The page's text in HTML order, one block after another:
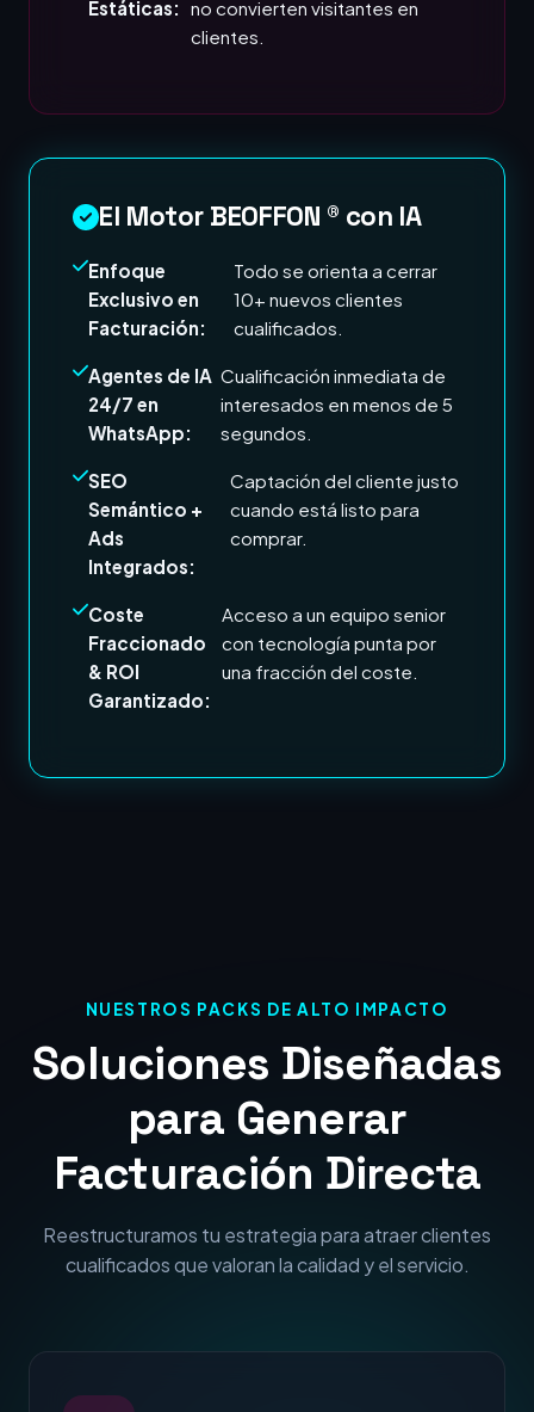
Estáticas: no convierten visitantes en
clientes.
El Motor BEOFFON ® con IA
Enfoque
Exclusivo en
Facturación:
Todo se orienta a cerrar
10+ nuevos clientes
cualificados.
Agentes de IA
24/7 en
WhatsApp:
Cualificación inmediata de
interesados en menos de 5
segundos.
SEO
Semántico +
Ads
Integrados:
Captación del cliente justo
cuando está listo para
comprar.
Coste
Fraccionado
& ROI
Garantizado:
Acceso a un equipo senior
con tecnología punta por
una fracción del coste.
NUESTROS PACKS DE ALTO IMPACTO
Soluciones Diseñadas
para Generar
Facturación Directa
Reestructuramos tu estrategia para atraer clientes
cualificados que valoran la calidad y el servicio.